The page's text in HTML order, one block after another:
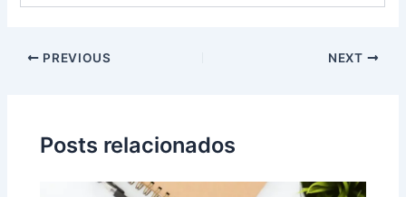
PREVIOUS NEXT
Posts relacionados